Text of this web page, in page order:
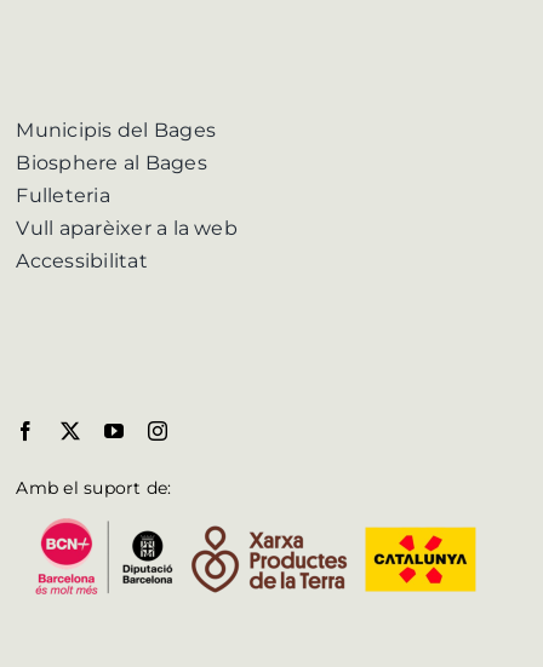
Municipis del Bages
Biosphere al Bages
Fulleteria
Vull aparèixer a la web
Accessibilitat
Amb el suport de: